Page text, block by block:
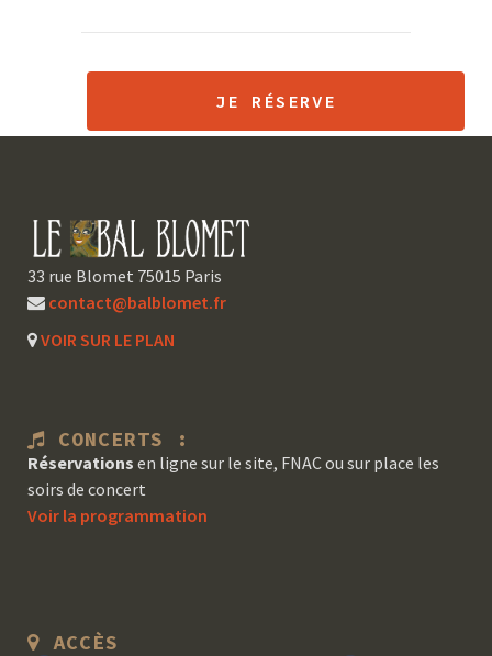
JE RÉSERVE
33 rue Blomet 75015 Paris
contact@balblomet.fr
VOIR SUR LE PLAN
CONCERTS :
Réservations en ligne sur le site, FNAC ou sur place les
soirs de concert
Voir la programmation
ACCÈS